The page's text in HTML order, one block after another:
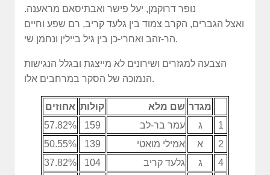
נופר דרוקמן, יעל פישר ואבתיסאם מראענה.
ואצל הגברים, הקרב צמוד בין גלעד קריב, רם שפע וחיים
הר-זהב ואחרי-כן בין גיל ביילין ונחמן שי.
הצבעה למגזרים ושירונים לא מייצגת ובגלל הנגישות
הנמוכה של הסקר במרחבים אלו.
אחוזים קולות שם מלא מגדר
57.82%
159 עמר בר-לב ג
1
50.55%
139 אמילי מואטי א
2
37.82%
104 גלעד קריב ג
4